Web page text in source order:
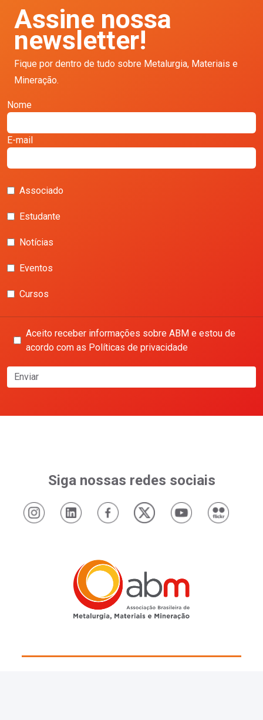
Assine nossa
newsletter!
Fique por dentro de tudo sobre Metalurgia, Materiais e
Mineração.
Nome
E-mail
Associado
Estudante
Notícias
Eventos
Cursos
Aceito receber informações sobre ABM e estou de
acordo com as Políticas de privacidade
Enviar
Siga nossas redes sociais